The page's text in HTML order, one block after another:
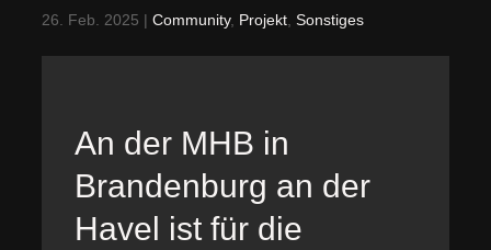
26. Feb. 2025 | Community, Projekt, Sonstiges
An der MHB in
Brandenburg an der
Havel ist für die